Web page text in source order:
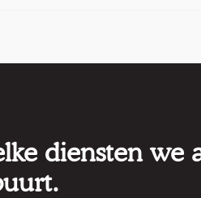
diensten we